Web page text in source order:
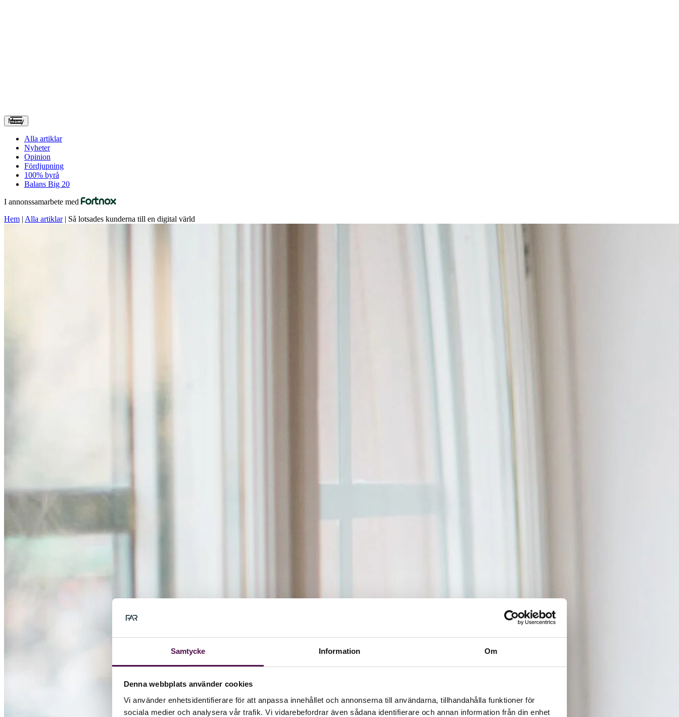
Samtycke Information Om
Denna webbplats använder cookies
Vi använder enhetsidentifierare för att anpassa innehållet och annonserna till användarna, tillhandahålla funktioner för
sociala medier och analysera vår trafik. Vi vidarebefordrar även sådana identifierare och annan information från din enhet
Meny
Alla artiklar
Nyheter
Opinion
Fördjupning
100% byrå
Balans Big 20
I annonssamarbete med
Hem | Alla artiklar| Så lotsades kunderna till en digital värld